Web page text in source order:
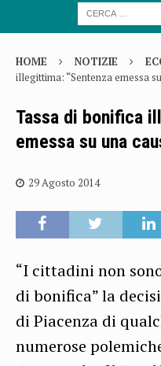
HOME NOTIZIE
illegittima: “Sentenza emessa
Tassa di bonifica
emessa su una
29 Agosto 2014
“I cittadini non
di bonifica” la
di Piacenza di
numerose